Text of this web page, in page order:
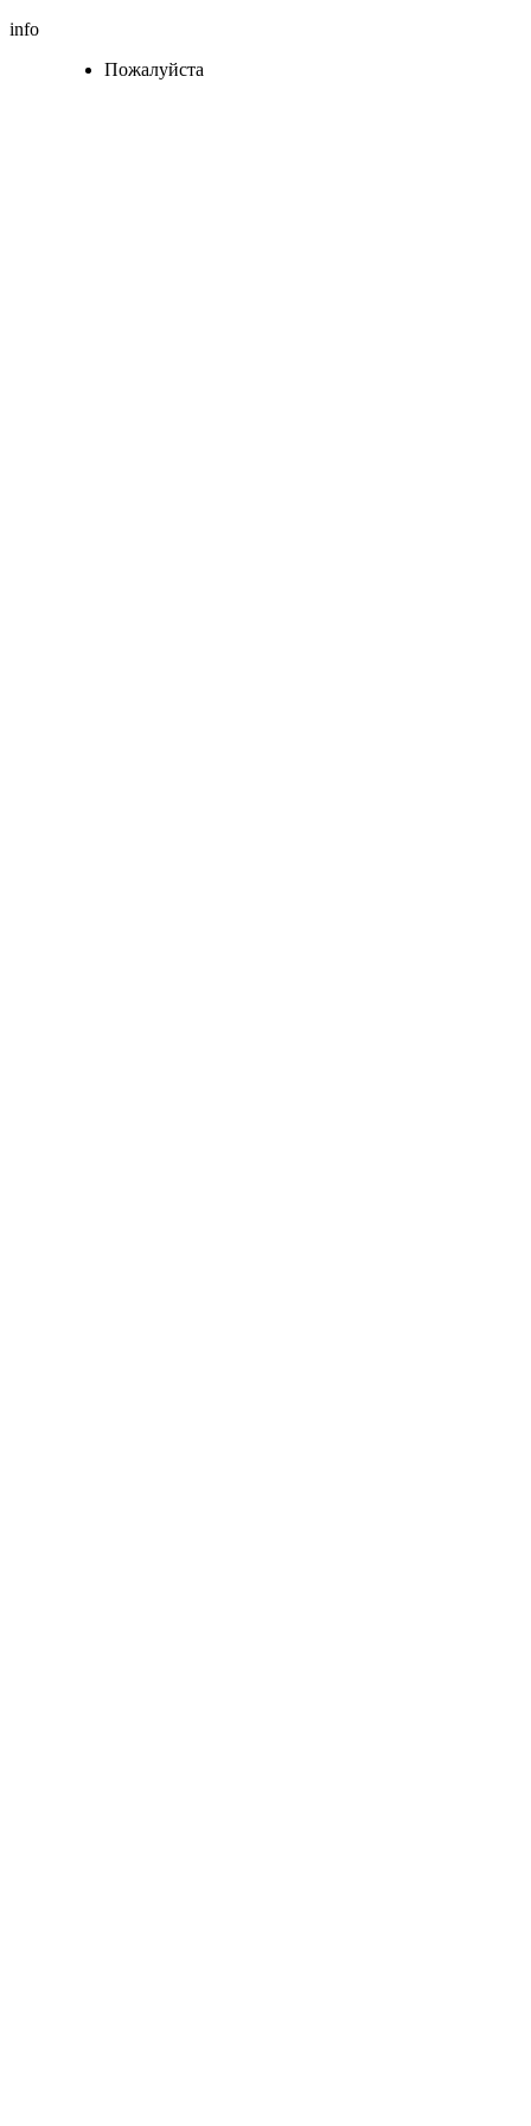
info
Пожалуйста